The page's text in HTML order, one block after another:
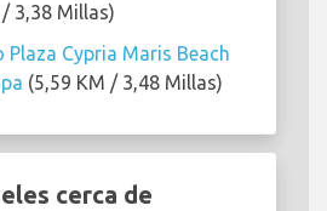
3,38 Millas)
Plaza Cypria Maris Beach
(5,59 KM / 3,48 Millas)
cerca de